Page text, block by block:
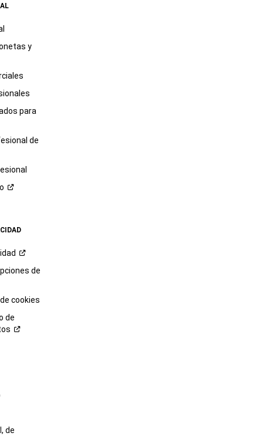
y
para
de
de
cookies
de
de